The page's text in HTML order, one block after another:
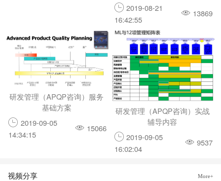
2019-08-21
16:42:55
13869
研发管理（APQP咨询）服务
基础方案
2019-09-05
14:34:15
15066
研发管理（APQP咨询）实战
辅导内容
2019-09-05
16:02:04
9537
视频分享 More+